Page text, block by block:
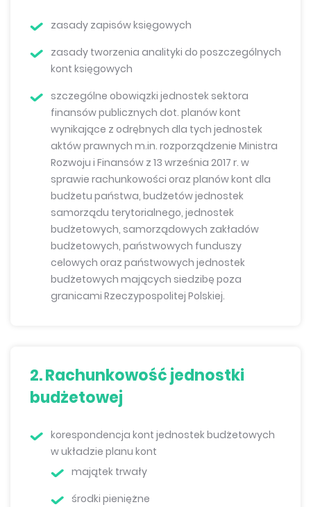
zasady zapisów księgowych
zasady tworzenia analityki do poszczególnych
kont księgowych
szczególne obowiązki jednostek sektora
finansów publicznych dot. planów kont
wynikające z odrębnych dla tych jednostek
aktów prawnych m.in. rozporządzenie Ministra
Rozwoju i Finansów z 13 września 2017 r. w
sprawie rachunkowości oraz planów kont dla
budżetu państwa, budżetów jednostek
samorządu terytorialnego, jednostek
budżetowych, samorządowych zakładów
budżetowych, państwowych funduszy
celowych oraz państwowych jednostek
budżetowych mających siedzibę poza
granicami Rzeczypospolitej Polskiej.
2. Rachunkowość jednostki
budżetowej
korespondencja kont jednostek budżetowych
w układzie planu kont
majątek trwały
środki pieniężne